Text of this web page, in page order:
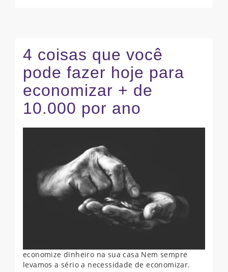
4 coisas que você
pode fazer hoje para
economizar + de
10.000 por ano
economize dinheiro na sua casa Nem sempre
levamos a sério a necessidade de economizar.